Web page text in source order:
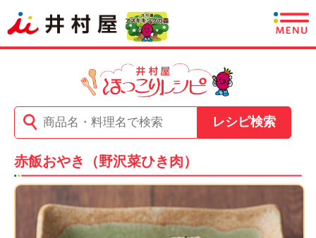
あずきについて
CSR情報
企業情報
レシピ検索
赤飯おやき（野沢菜ひき肉）